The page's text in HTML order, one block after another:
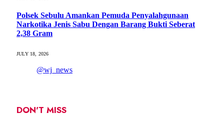
Polsek Sebulu Amankan Pemuda Penyalahgunaan
Narkotika Jenis Sabu Dengan Barang Bukti Seberat
2,38 Gram
JULY 18, 2026
@wj_news
DON'T MISS